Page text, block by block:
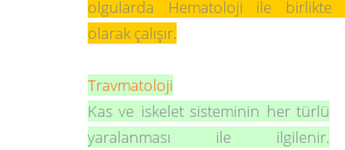
olgularda Hematoloji ile birlikte
olarak çalışır.
Travmatoloji
Kas ve iskelet sisteminin her türlü
yaralanması ile ilgilenir.